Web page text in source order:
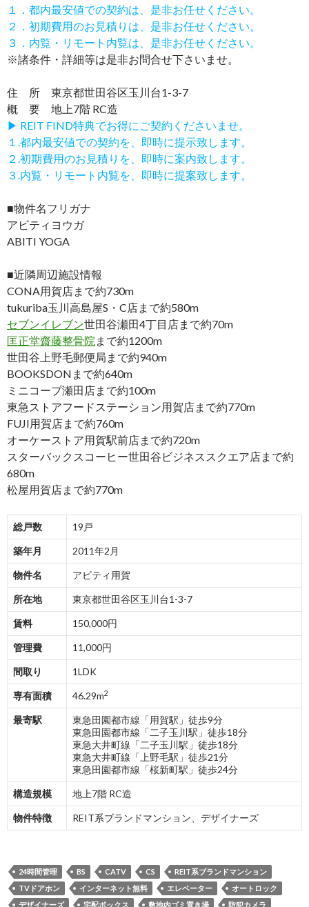
１．都内最安値での契約は、是非お任せください。
２．初期費用のお見積りは、是非お任せください。
３．内覧・リモート内覧は、是非お任せください。
※諸条件・詳細等は是非お問合せ下さいませ。
住 所 東京都世田谷区玉川台1-3-7
概 要 地上7階 RC造
▶ REIT FIND特典でお得にご契約くださいませ。
１.都内最安値での契約を、即時に提示致します。
２.初期費用のお見積りを、即時に案内致します。
３.内覧・リモート内覧を、即時に提案致します。
■物件名フリガナ
アビティヨウガ
ABITI YOGA
■近隣周辺施設情報
CONA用賀店まで約730m
tukuriba玉川高島屋S・C店まで約580m
セブンイレブン世田谷瀬田4丁目店まで約70m
匡正堂齋藤整骨院 まで約1200m
世田谷上野毛郵便局まで約940m
BOOKSDONまで約640m
ミニコープ瀬田店まで約100m
東急ストアフードステーション用賀店まで約770m
FUJI用賀店まで約760m
オーケーストア用賀駅前店まで約720m
スターバックスコーヒー世田谷ビジネススクエア店まで約
680m
松屋用賀店まで約770m
総戸数 19戸
築年月 2011年2月
物件名 アビティ用賀
所在地 東京都世田谷区玉川台1-3-7
賃料 150,000円
管理費 11,000円
間取り 1LDK
専有面積 46.29m2
最寄駅
東急田園都市線「用賀駅」徒歩9分
東急田園都市線「二子玉川駅」徒歩18分
東急大井町線「二子玉川駅」徒歩18分
東急大井町線「上野毛駅」徒歩21分
東急田園都市線「桜新町駅」徒歩24分
構造規模 地上7階 RC造
物件特徴 REIT系ブランドマンション、デザイナーズ
24時間管理 BS CATV CS
REIT系ブランドマンション
TVドアホン
インターネット無料 エレベーター
オートロック
デザイナーズ
宅配ボックス 敷地内ゴミ置き場 防犯カメラ